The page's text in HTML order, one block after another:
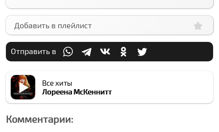
Добавить в плейлист
Отправить в
Все хиты
Лореена МcКеннитт
Комментарии: